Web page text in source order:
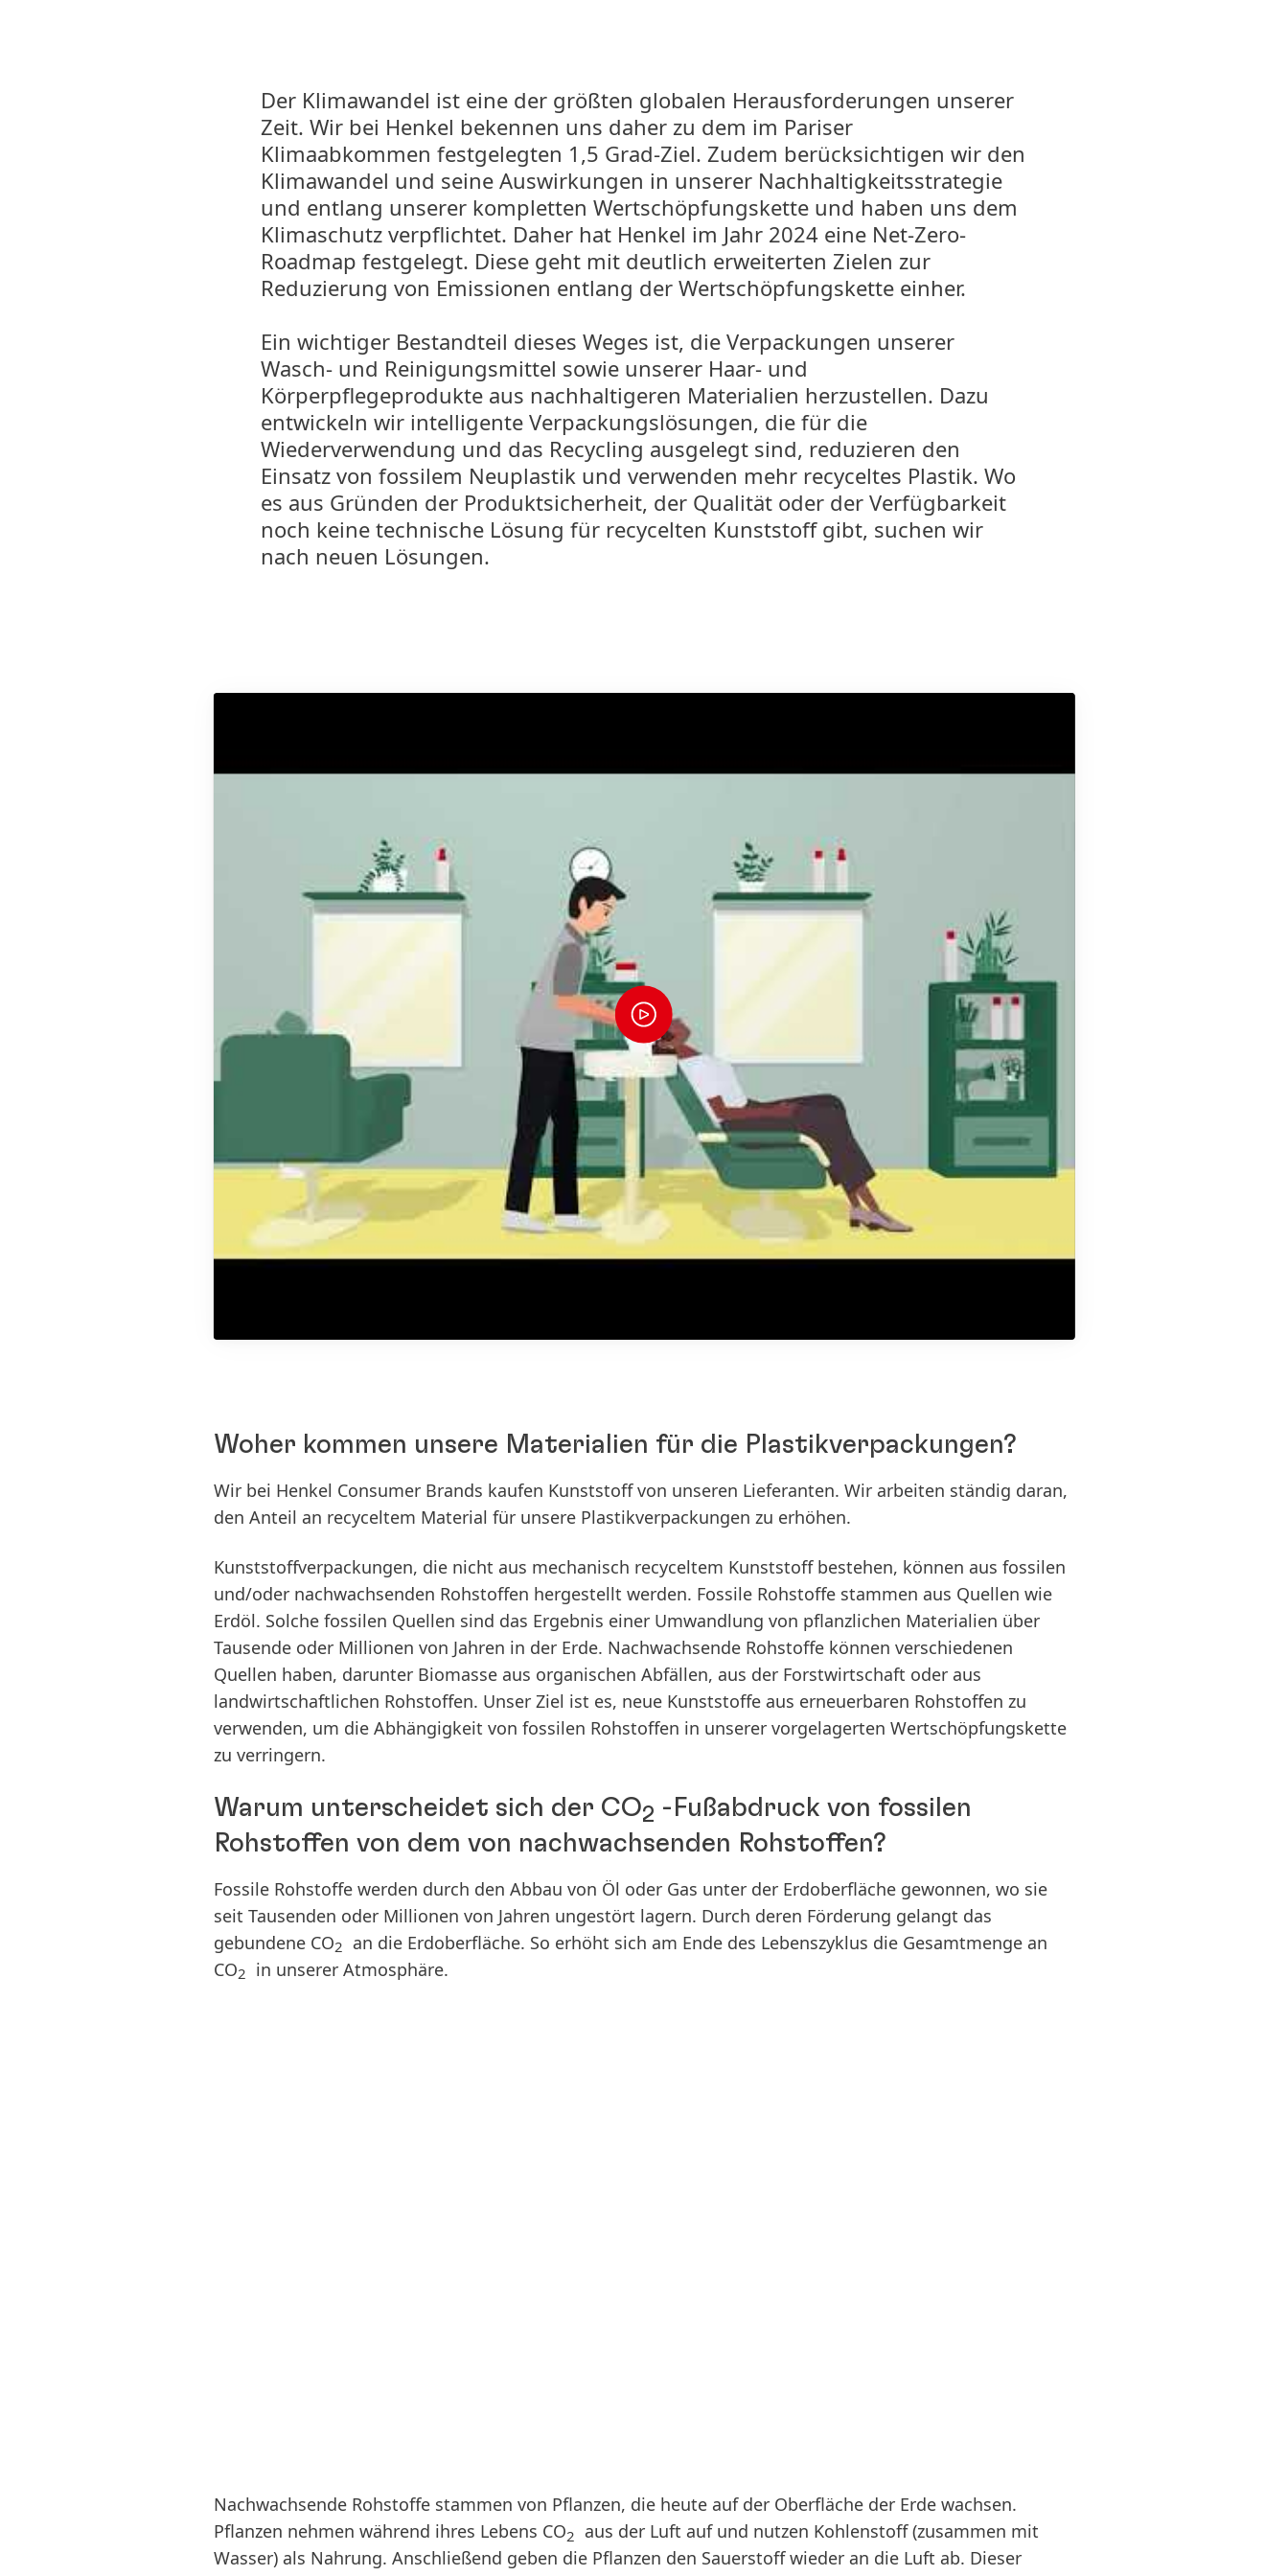
Der Klimawandel ist eine der größten globalen Herausforderungen unserer
Zeit. Wir bei Henkel bekennen uns daher zu dem im Pariser
Klimaabkommen festgelegten 1,5 Grad-Ziel. Zudem berücksichtigen wir den
Klimawandel und seine Auswirkungen in unserer Nachhaltigkeitsstrategie
und entlang unserer kompletten Wertschöpfungskette und haben uns dem
Klimaschutz verpflichtet. Daher hat Henkel im Jahr 2024 eine Net-Zero-
Roadmap festgelegt. Diese geht mit deutlich erweiterten Zielen zur
Reduzierung von Emissionen entlang der Wertschöpfungskette einher.
Ein wichtiger Bestandteil dieses Weges ist, die Verpackungen unserer
Wasch- und Reinigungsmittel sowie unserer Haar- und
Körperpflegeprodukte aus nachhaltigeren Materialien herzustellen. Dazu
entwickeln wir intelligente Verpackungslösungen, die für die
Wiederverwendung und das Recycling ausgelegt sind, reduzieren den
Einsatz von fossilem Neuplastik und verwenden mehr recyceltes Plastik. Wo
es aus Gründen der Produktsicherheit, der Qualität oder der Verfügbarkeit
noch keine technische Lösung für recycelten Kunststoff gibt, suchen wir
nach neuen Lösungen.
Woher kommen unsere Materialien für die Plastikverpackungen?
Wir bei Henkel Consumer Brands kaufen Kunststoff von unseren Lieferanten. Wir arbeiten ständig daran,
den Anteil an recyceltem Material für unsere Plastikverpackungen zu erhöhen.
Kunststoffverpackungen, die nicht aus mechanisch recyceltem Kunststoff bestehen, können aus fossilen
und/oder nachwachsenden Rohstoffen hergestellt werden. Fossile Rohstoffe stammen aus Quellen wie
Erdöl. Solche fossilen Quellen sind das Ergebnis einer Umwandlung von pflanzlichen Materialien über
Tausende oder Millionen von Jahren in der Erde. Nachwachsende Rohstoffe können verschiedenen
Quellen haben, darunter Biomasse aus organischen Abfällen, aus der Forstwirtschaft oder aus
landwirtschaftlichen Rohstoffen. Unser Ziel ist es, neue Kunststoffe aus erneuerbaren Rohstoffen zu
verwenden, um die Abhängigkeit von fossilen Rohstoffen in unserer vorgelagerten Wertschöpfungskette
zu verringern.
Warum unterscheidet sich der CO2 -Fußabdruck von fossilen
Rohstoffen von dem von nachwachsenden Rohstoffen?
Fossile Rohstoffewerden durch den Abbau von Öl oder Gas unter der Erdoberfläche gewonnen, wo sie
seit Tausenden oder Millionen von Jahren ungestört lagern. Durch deren Förderung gelangt das
gebundene CO2 an die Erdoberfläche. So erhöht sich am Ende des Lebenszyklus die Gesamtmenge an
CO2 in unserer Atmosphäre.
Nachwachsende Rohstoffestammen von Pflanzen, die heute auf der Oberfläche der Erde wachsen.
Pflanzen nehmen während ihres Lebens CO2 aus der Luft auf und nutzen Kohlenstoff (zusammen mit
Wasser) als Nahrung. Anschließend geben die Pflanzen den Sauerstoff wieder an die Luft ab. Dieser